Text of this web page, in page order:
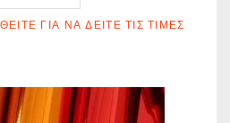
ΓΙΑ ΝΑ ΔΕΊΤΕ ΤΙΣ ΤΙΜΈΣ